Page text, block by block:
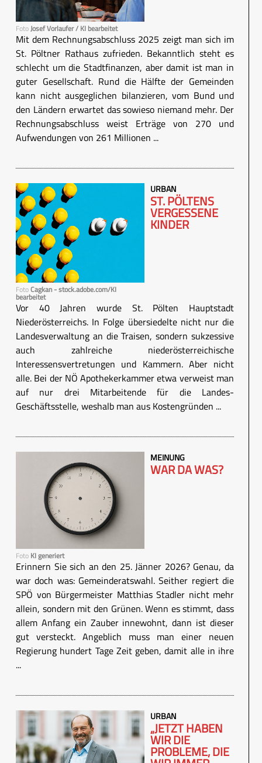
FotoJosef Vorlaufer / KI bearbeitet
Mit dem Rechnungsabschluss 2025 zeigt man sich im
St. Pöltner Rathaus zufrieden. Bekanntlich steht es
schlecht um die Stadtfinanzen, aber damit ist man in
guter Gesellschaft. Rund die Hälfte der Gemeinden
kann nicht ausgeglichen bilanzieren, vom Bund und
den Ländern erwartet das sowieso niemand mehr. Der
Rechnungsabschluss weist Erträge von 270 und
Aufwendungen von 261 Millionen ...
FotoCagkan - stock.adobe.com/KI
bearbeitet
URBAN
ST. PÖLTENS
VERGESSENE
KINDER
Vor 40 Jahren wurde St. Pölten Hauptstadt
Niederösterreichs. In Folge übersiedelte nicht nur die
Landesverwaltung an die Traisen, sondern sukzessive
auch zahlreiche niederösterreichische
Interessensvertretungen und Kammern. Aber nicht
alle. Bei der NÖ Apothekerkammer etwa verweist man
auf nur drei Mitarbeitende für die Landes-
Geschäftsstelle, weshalb man aus Kostengründen ...
Foto KI generiert
MEINUNG
WAR DA WAS?
Erinnern Sie sich an den 25. Jänner 2026? Genau, da
war doch was: Gemeinderatswahl. Seither regiert die
SPÖ von Bürgermeister Matthias Stadler nicht mehr
allein, sondern mit den Grünen. Wenn es stimmt, dass
allem Anfang ein Zauber innewohnt, dann ist dieser
gut versteckt. Angeblich muss man einer neuen
Regierung hundert Tage Zeit geben, damit alle in ihre
...
URBAN
„JETZT HABEN
WIR DIE
PROBLEME, DIE